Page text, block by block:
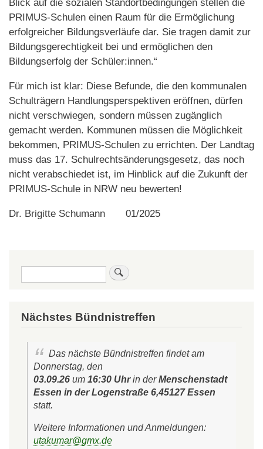
Blick auf die sozialen Standortbedingungen stellen die
PRIMUS-Schulen einen Raum für die Ermöglichung
erfolgreicher Bildungsverläufe dar. Sie tragen damit zur
Bildungsgerechtigkeit bei und ermöglichen den
Bildungserfolg der Schüler:innen.“
Für mich ist klar: Diese Befunde, die den kommunalen
Schulträgern Handlungsperspektiven eröffnen, dürfen
nicht verschwiegen, sondern müssen zugänglich
gemacht werden. Kommunen müssen die Möglichkeit
bekommen, PRIMUS-Schulen zu errichten. Der Landtag
muss das 17. Schulrechtsänderungsgesetz, das noch
nicht verabschiedet ist, im Hinblick auf die Zukunft der
PRIMUS-Schule in NRW neu bewerten!
Dr. Brigitte Schumann 01/2025
Nächstes Bündnistreffen
Das nächste Bündnistreffen findet am
Donnerstag, den
03.09.26 um 16:30 Uhrin derMenschenstadt
Essen in der Logenstraße 6,45127 Essen
statt.
Weitere Informationen und Anmeldungen:
utakumar@gmx.de